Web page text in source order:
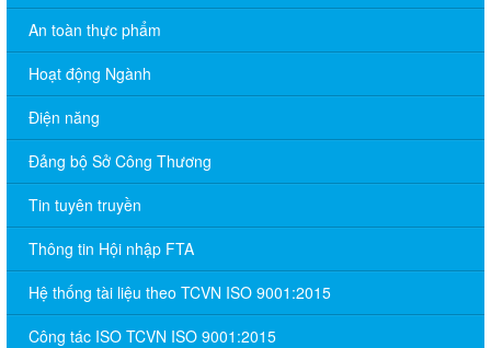
An toàn thực phẩm
Hoạt động Ngành
Điện năng
Đảng bộ Sở Công Thương
Tin tuyên truyền
Thông tin Hội nhập FTA
Hệ thống tài liệu theo TCVN ISO 9001:2015
Công tác ISO TCVN ISO 9001:2015